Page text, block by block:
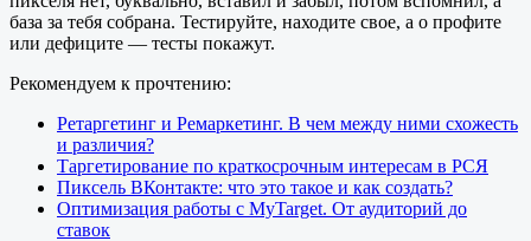
база за тебя собрана. Тестируйте, находите свое, а о профите
или дефиците — тесты покажут.
Рекомендуем к прочтению:
Ретаргетинг и Ремаркетинг. В чем между ними схожесть
и различия?
Таргетирование по краткосрочным интересам в РСЯ
Пиксель ВКонтакте: что это такое и как создать?
Оптимизация работы с MyTarget. От аудиторий до
ставок